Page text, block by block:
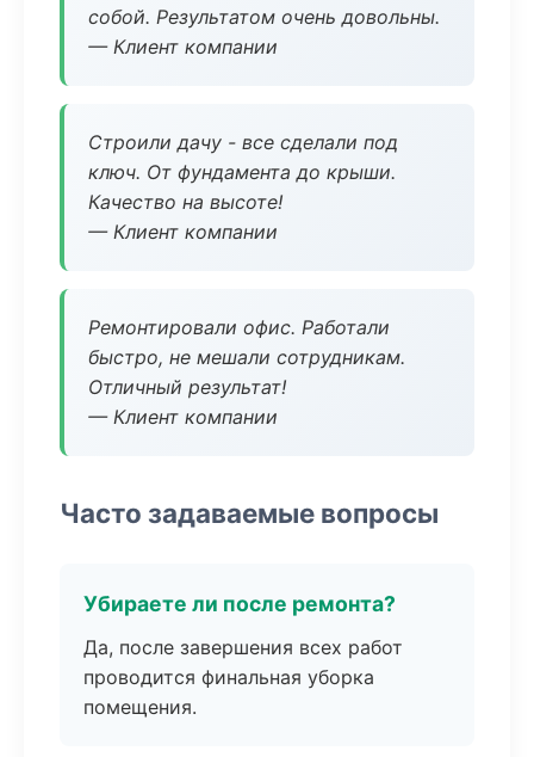
собой. Результатом очень довольны.
— Клиент компании
Строили дачу - все сделали под
ключ. От фундамента до крыши.
Качество на высоте!
— Клиент компании
Ремонтировали офис. Работали
быстро, не мешали сотрудникам.
Отличный результат!
— Клиент компании
Часто задаваемые вопросы
Убираете ли после ремонта?
Да, после завершения всех работ
проводится финальная уборка
помещения.